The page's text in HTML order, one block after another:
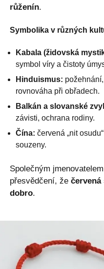
růženín.
Symbolika v různých
Kabala (židovská
symbol víry a čistoty
Hinduismus:
rovnováha při obřadech.
Balkán a slovanské
závisti, ochrana rodiny.
Čína: červená „nit
souzeny.
Společným
přesvědčení, že
dobro.